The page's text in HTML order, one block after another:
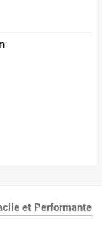
et Performante